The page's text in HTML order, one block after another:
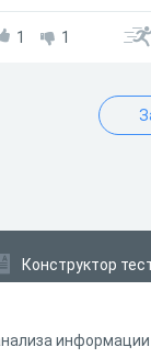
подлинную
быть храбрым и
1 1
Конструктор
Конструктор